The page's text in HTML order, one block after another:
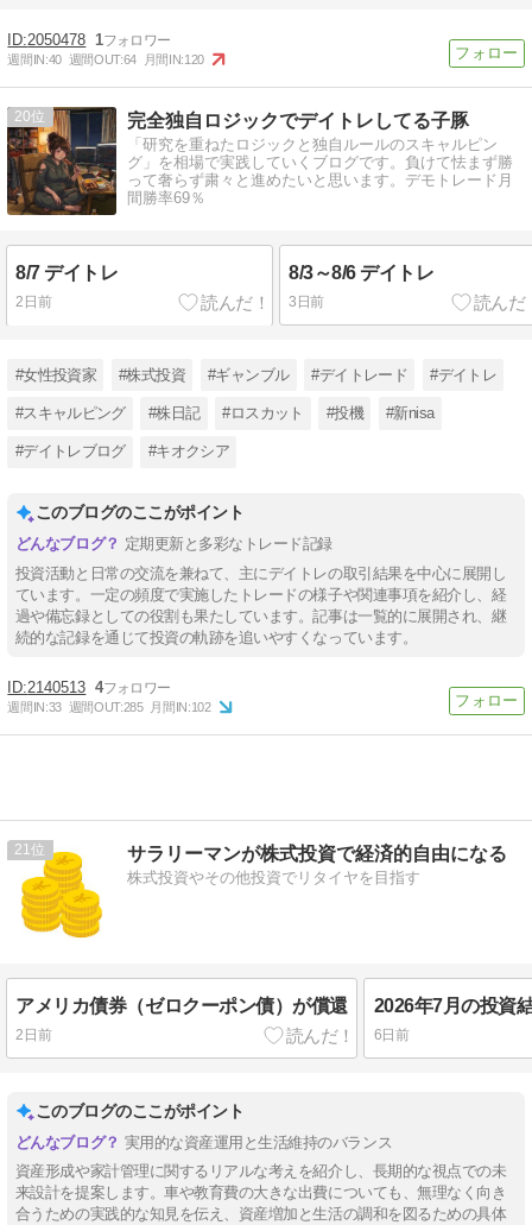
2050478 1
週間IN:40 週間OUT:64 月間IN:120
20 完全独自ロジックでデイトレしてる子豚
「研究を重ねたロジックと独自ルールのスキャルピン
グ」を相場で実践していくブログです。負けて怯まず勝
って奢らず粛々と進めたいと思います。デモトレード月
間勝率69％
8/7 デイトレ
2日前
8/3～8/6 デイトレ
3日前
#女性投資家 #株式投資 #ギャンブル #デイトレード #デイトレ
#スキャルピング #株日記 #ロスカット #投機 #新nisa
#デイトレブログ #キオクシア
このブログのここがポイント
定期更新と多彩なトレード記録
投資活動と日常の交流を兼ねて、主にデイトレの取引結果を中心に展開し
ています。一定の頻度で実施したトレードの様子や関連事項を紹介し、経
過や備忘録としての役割も果たしています。記事は一覧的に展開され、継
続的な記録を通じて投資の軌跡を追いやすくなっています。
2140513 4
週間IN:33 週間OUT:285 月間IN:102
21 サラリーマンが株式投資で経済的自由になる
株式投資やその他投資でリタイヤを目指す
アメリカ債券（ゼロクーポン債）が償還
2日前 6日前
このブログのここがポイント
実用的な資産運用と生活維持のバランス
資産形成や家計管理に関するリアルな考えを紹介し、長期的な視点での未
来設計を提案します。車や教育費の大きな出費についても、無理なく向き
合うための実践的な知見を伝え、資産増加と生活の調和を図るための具体